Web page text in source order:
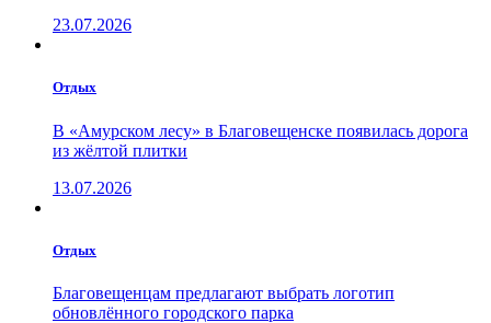
23.07.2026
Отдых
В «Амурском лесу» в Благовещенске появилась дорога
из жёлтой плитки
13.07.2026
Отдых
Благовещенцам предлагают выбрать логотип
обновлённого городского парка